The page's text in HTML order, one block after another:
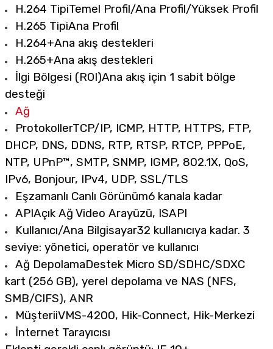
H.264 TipiTemel Profil/Ana Profil/Yüksek Profil
H.265 TipiAna Profil
H.264+Ana akış destekleri
H.265+Ana akış destekleri
İlgi Bölgesi (ROI)Ana akış için 1 sabit bölge
desteği
Ağ
ProtokollerTCP/IP, ICMP, HTTP, HTTPS, FTP,
DHCP, DNS, DDNS, RTP, RTSP, RTCP, PPPoE,
NTP, UPnP™, SMTP, SNMP, IGMP, 802.1X, QoS,
IPv6, Bonjour, IPv4, UDP, SSL/TLS
Eşzamanlı Canlı Görünüm6 kanala kadar
APIAçık Ağ Video Arayüzü, ISAPI
Kullanıcı/Ana Bilgisayar32 kullanıcıya kadar. 3
seviye: yönetici, operatör ve kullanıcı
Ağ DepolamaDestek Micro SD/SDHC/SDXC
kart (256 GB), yerel depolama ve NAS (NFS,
SMB/CIFS), ANR
MüşteriiVMS-4200, Hik-Connect, Hik-Merkezi
İnternet Tarayıcısı